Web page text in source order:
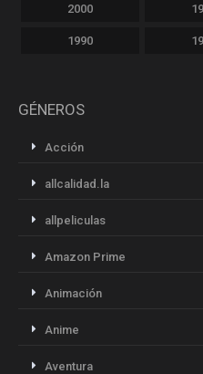
2000
1990
GÉNEROS
Acción
allcalidad.la
allpeliculas
Amazon Prime
Animación
Anime
Aventura